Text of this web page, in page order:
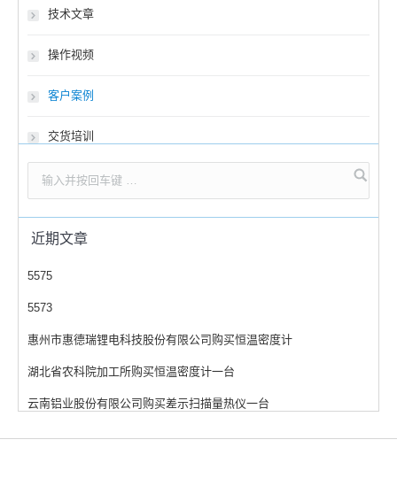
技术文章
操作视频
客户案例
交货培训
近期文章
5575
5573
惠州市惠德瑞锂电科技股份有限公司购买恒温密度计
湖北省农科院加工所购买恒温密度计一台
云南铝业股份有限公司购买差示扫描量热仪一台